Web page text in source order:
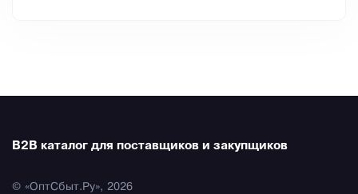
B2B каталог для поставщиков и закупщиков
© «ОптСбыт.Ру», 2026